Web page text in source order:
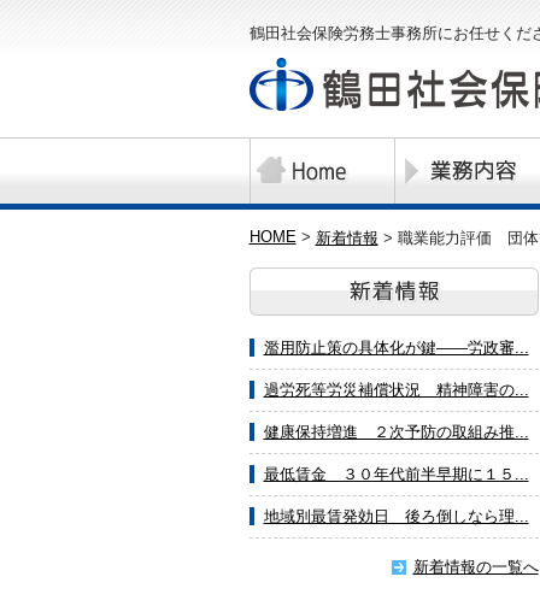
鶴田社会保険労務士事務所にお任せくだ
HOME> 新着情報 > 職業能力評価 団
濫用防止策の具体化が鍵――労政審...
過労死等労災補償状況 精神障害の...
健康保持増進 ２次予防の取組み推...
最低賃金 ３０年代前半早期に１５...
地域別最賃発効日 後ろ倒しなら理...
新着情報の一覧へ